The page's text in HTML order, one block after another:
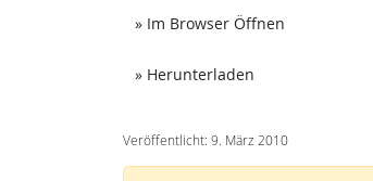
» Im Browser Öffnen
» Herunterladen
Veröffentlicht: 9. März 2010